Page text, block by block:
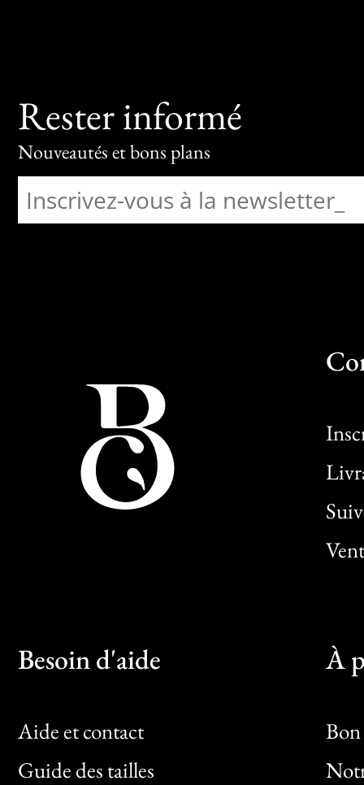
Rester informé
Nouveautés et bons plans
Besoin d'aide
Aide et contact
Guide des tailles
À